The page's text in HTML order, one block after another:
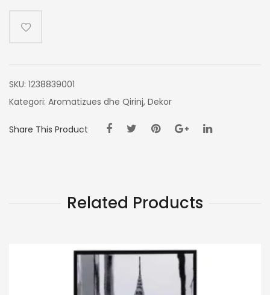
SKU: 1238839001
Kategori: Aromatizues dhe Qirinj, Dekor
Share This Product
Related Products